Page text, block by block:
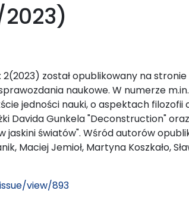
został opublikowany na
naukowe. W numerze
jedności nauki, o aspektach filozofii
Davida Gunkela "Deconstruction"
jaskini światów". Wśród autorów
Maciej Jemioł, Martyna Koszkało,
view/893